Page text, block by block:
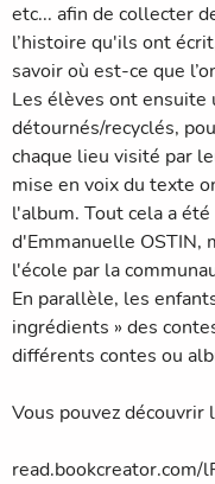
etc... afin de collecter
l’histoire qu'ils ont
savoir où est-ce que
Les élèves ont
détournés/recyclés,
chaque lieu visité par
mise en voix du texte
l'album. Tout cela a
d'Emmanuelle OSTIN,
l'école par la
En parallèle, les
ingrédients » des
différents contes ou
Vous pouvez découvrir
read.bookcreator.com/